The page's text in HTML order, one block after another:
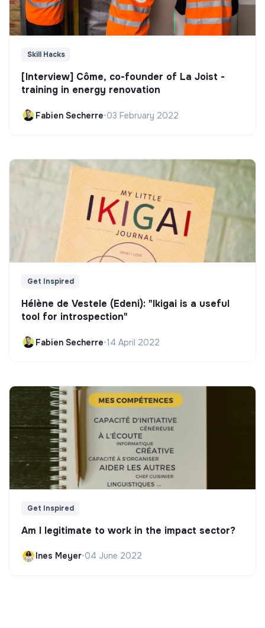
Skill Hacks
[Interview] Côme, co-founder of La Joist -
training in energy renovation
Fabien Secherre•03 February 2022
Get Inspired
Hélène de Vestele (Edeni): "Ikigai is a useful
tool for introspection"
Fabien Secherre•14 April 2022
Get Inspired
Am I legitimate to work in the impact sector?
Ines Meyer•04 June 2022